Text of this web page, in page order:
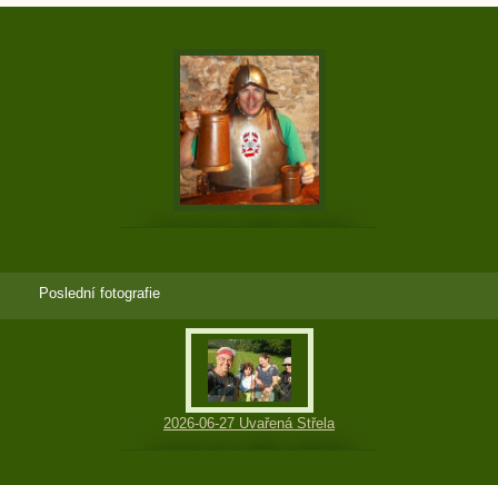
Poslední fotografie
2026-06-27 Uvařená Střela